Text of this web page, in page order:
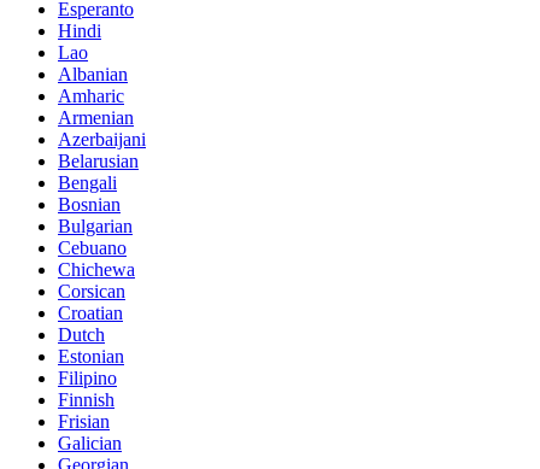
Esperanto
Hindi
Lao
Albanian
Amharic
Armenian
Azerbaijani
Belarusian
Bengali
Bosnian
Bulgarian
Cebuano
Chichewa
Corsican
Croatian
Dutch
Estonian
Filipino
Finnish
Frisian
Galician